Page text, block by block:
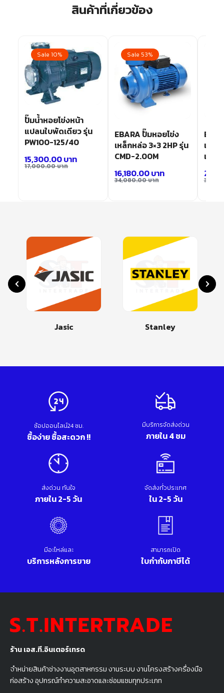
สินค้าที่เกี่ยวข้อง
Sale 10%
ปั๊มน้ำหอยโข่งหน้า
แปลนใบพัดเดียว รุ่น
PW100-125/40
17,000.00บาท
15,300.00บาท
Sale 53%
EBARA ปั๊มหอยโข่ง
เหล็กหล่อ 3×3 2HP รุ่น
CMD-2.00M
34,080.00บาท
16,180.00บาท
เพล
แปล
Jasic Stanley
ร้าน เอส.ที.อินเตอร์เทรด
จำหน่ายสินค้าช่างงานอุตสาหกรรม งานระบบ งานโครงสร้างครื่องมือ
ก่อสร้าง อุปกรณ์ทำความสะอาดและซ่อมแซมทุกประเภท
ช้อปออนไลน์24 ชม.
ซื้อง่าย ซื้อสะดวก !!
มีบริการจัดส่งด่วน
ภายใน 4 ชม
ส่งด่วน ทันใจ
ภายใน 2-5 วัน
จัดส่งทั่วประเทศ
ใน 2-5 วัน
มีอะไหล่และ
บริการหลังการขาย
สามารถเปิด
ใบกำกับภาษีได้